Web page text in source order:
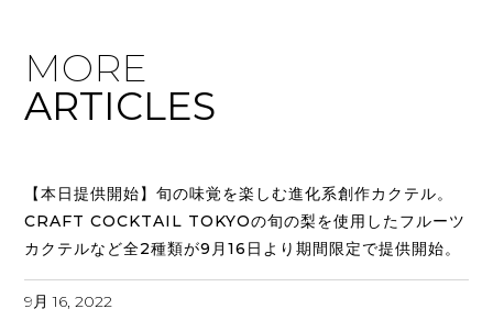
MORE
ARTICLES
【本日提供開始】旬の味覚を楽しむ進化系創作カクテル。
CRAFT COCKTAIL TOKYOの旬の梨を使用したフルーツ
カクテルなど全2種類が9月16日より期間限定で提供開始。
9月 16, 2022